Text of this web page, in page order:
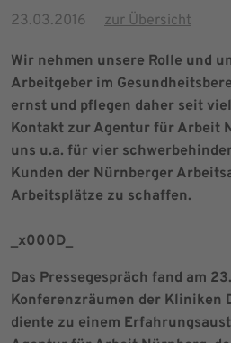
23.03.2016 zur Übersicht
Wir nehmen unsere Rolle und
Arbeitgeber im
ernst und pflegen daher seit
Kontakt zur Agentur für Arbeit
uns u.a. für vier
Kunden der Nürnberger
Arbeitsplätze zu schaffen.
_x000D_
Das Pressegespräch fand am
Konferenzräumen der Kliniken
diente zu einem